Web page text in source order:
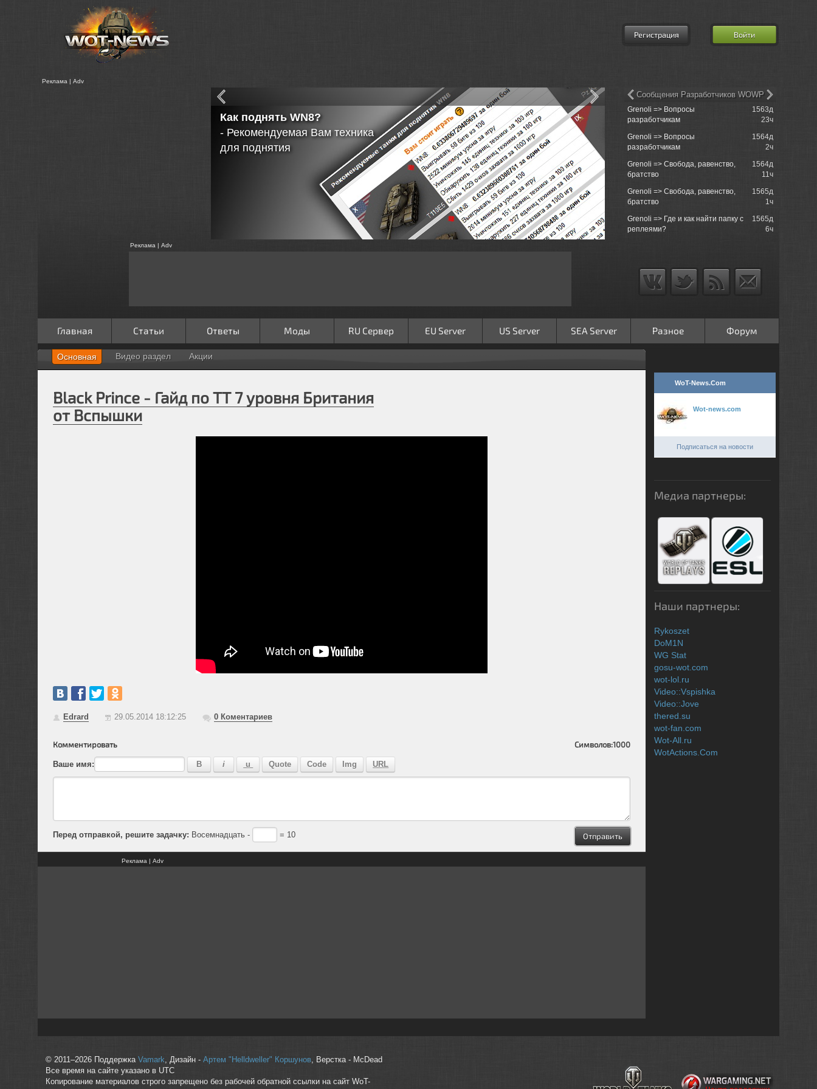
Регистрация Войти
Реклама | Adv
Grenoli => Вопросы
разработчикам
1563д
23ч
Grenoli => Вопросы
разработчикам
1564д
2ч
Grenoli => Свобода, равенство,
братство
1564д
11ч
Grenoli => Свобода, равенство,
братство
1565д
1ч
Grenoli => Где и как найти папку с
реплеями?
1565д
6ч
Сообщения Разработчиков WOWP
Реклама | Adv
Главная Статьи Ответы Моды RU Сервер EU Server US Server SEA Server Разное Форум
Основная Видео раздел Акции
Black Prince - Гайд по ТТ 7 уровня Британия
от Вспышки
Edrard 29.05.2014 18:12:25 0Коментариев
Комментировать Символов:1000
Ваше имя:
Перед отправкой, решите задачку: Восемнадцать - = 10
Реклама | Adv
WoT-News.Com
Wot-news.com
Подписаться на новости
Медиа партнеры:
Наши партнеры:
Rykoszet
DoM1N
WG Stat
gosu-wot.com
wot-lol.ru
Video::Vspishka
Video::Jove
thered.su
wot-fan.com
Wot-All.ru
WotActions.Com
© 2011–2026 Поддержка Vamark , Дизайн - Артем "Helldweller" Коршунов, Верстка - McDead
Все время на сайте указано в UTC
Копирование материалов строго запрещено без рабочей обратной ссылки на сайт WoT-